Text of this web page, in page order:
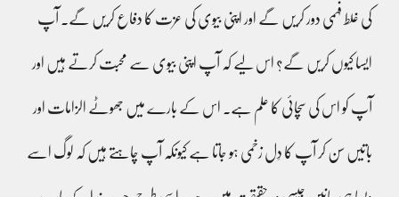
کی غلط فہمی دور کریں گے اور اپنی بیوی کی عزت کا دفاع کریں گے۔ آپ
ایسا کیوں کریں گے؟ اس لیے کہ آپ اپنی بیوی سے محبت کرتے ہیں اور
آپ کو اس کی سچائی کا علم ہے۔ اس کے بارے میں جھوٹے الزامات اور
باتیں سن کر آپ کا دِل زخمی ہو جاتا ہے کیونکہ آپ چاہتے ہیں کہ لوگ اسے